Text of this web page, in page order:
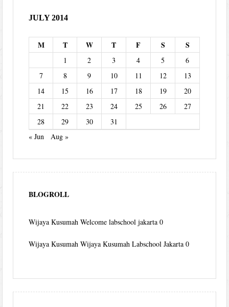
JULY 2014
M T W T F S S
1 2 3 4 5
6
7
8 9 10 11 12
13
14
15 16 17 18 19
20
21
22 23 24 25 26
27
28
29 30
31
« Jun
Aug »
BLOGROLL
Wijaya Kusumah Welcome labschool jakarta 0
Wijaya Kusumah Wijaya Kusumah Labschool Jakarta 0